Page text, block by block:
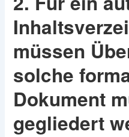
müssen
solche
Dokument
gegliedert